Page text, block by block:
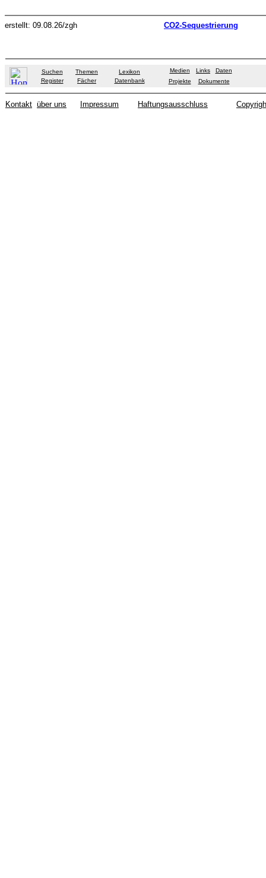
erstellt: 09.08.26/zgh CO2-Sequestrierung
Suchen Themen
Lexikon
Register
Fächer Datenbank
Medien Links
Daten
Projekte
Dokumente
Kontakt über uns Impressum Haftungsausschluss